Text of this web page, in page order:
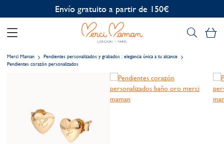
Personalización gratuita
Merci Maman
Pendientes personalizados y grabados : elegancia única a tu alcance
Pendientes corazón personalizados